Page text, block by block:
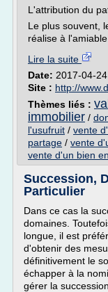
L'attribution du
Le plus souvent,
réalise à l'amiable
Lire la suite
Date: 2017-04-
Site : http://
Thèmes liés :
immobilier /
l'usufruit / vente
partage / vente
vente d'un bien
Succession,
Particulier
Dans ce cas la
domaines.
longue, il est
d'obtenir des
définitivement le
échapper à la
gérer la